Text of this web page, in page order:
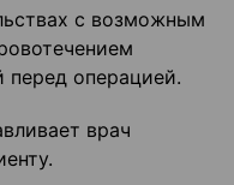
с возможным
перед операцией.
врач